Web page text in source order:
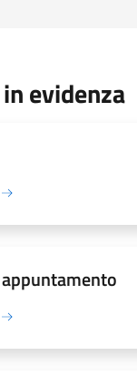
evidenza